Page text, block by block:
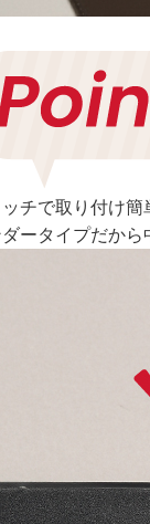
チで取り付け簡
ータイプだから